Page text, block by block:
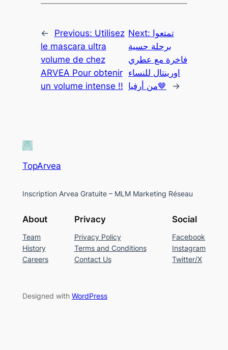
← Previous: Utilisez
le mascara ultra
volume de chez
ARVEA Pour obtenir
un volume intense !!
Next: تمتعوا
برحلة حسية
فاخرة مع عطري
اورينتال للنساء
من أرفيا🤎
→
TopArvea
Inscription Arvea Gratuite – MLM Marketing Réseau
About
Team
History
Careers
Privacy
Privacy Policy
Terms and Conditions
Contact Us
Social
Facebook
Instagram
Twitter/X
Designed with WordPress